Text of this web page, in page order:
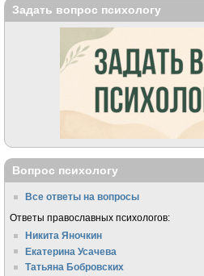
Задать вопрос психологу
Вопрос психологу
Все ответы на вопросы
Ответы православных психологов:
Никита Яночкин
Екатерина Усачева
Татьяна Бобровских